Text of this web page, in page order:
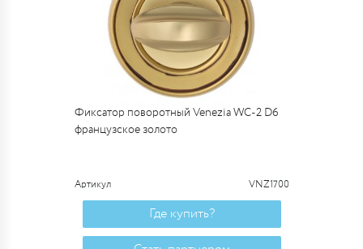
Фиксатор поворотный Venezia WC-2 D6
французcкое золото
Артикул VNZ1700
Где купить?